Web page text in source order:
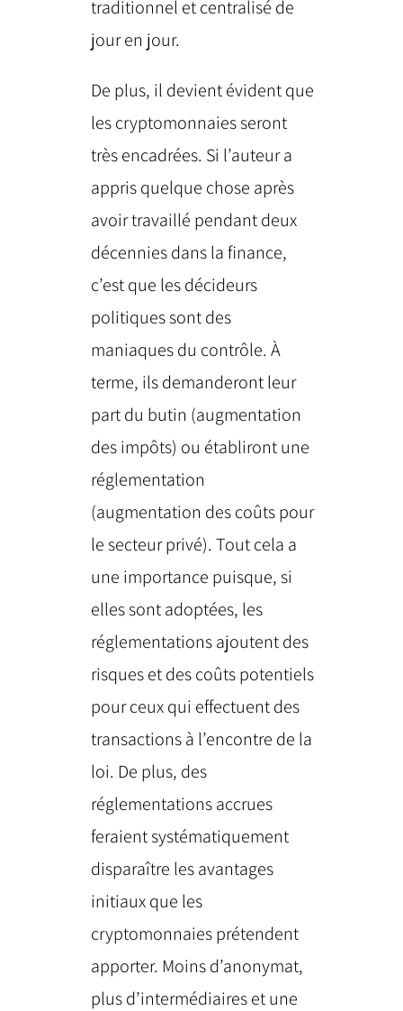
traditionnel et centralisé de
jour en jour.
De plus, il devient évident que
les cryptomonnaies seront
très encadrées. Si l’auteur a
appris quelque chose après
avoir travaillé pendant deux
décennies dans la finance,
c’est que les décideurs
politiques sont des
maniaques du contrôle. À
terme, ils demanderont leur
part du butin (augmentation
des impôts) ou établiront une
réglementation
(augmentation des coûts pour
le secteur privé). Tout cela a
une importance puisque, si
elles sont adoptées, les
réglementations ajoutent des
risques et des coûts potentiels
pour ceux qui effectuent des
transactions à l’encontre de la
loi. De plus, des
réglementations accrues
feraient systématiquement
disparaître les avantages
initiaux que les
cryptomonnaies prétendent
apporter. Moins d’anonymat,
plus d’intermédiaires et une